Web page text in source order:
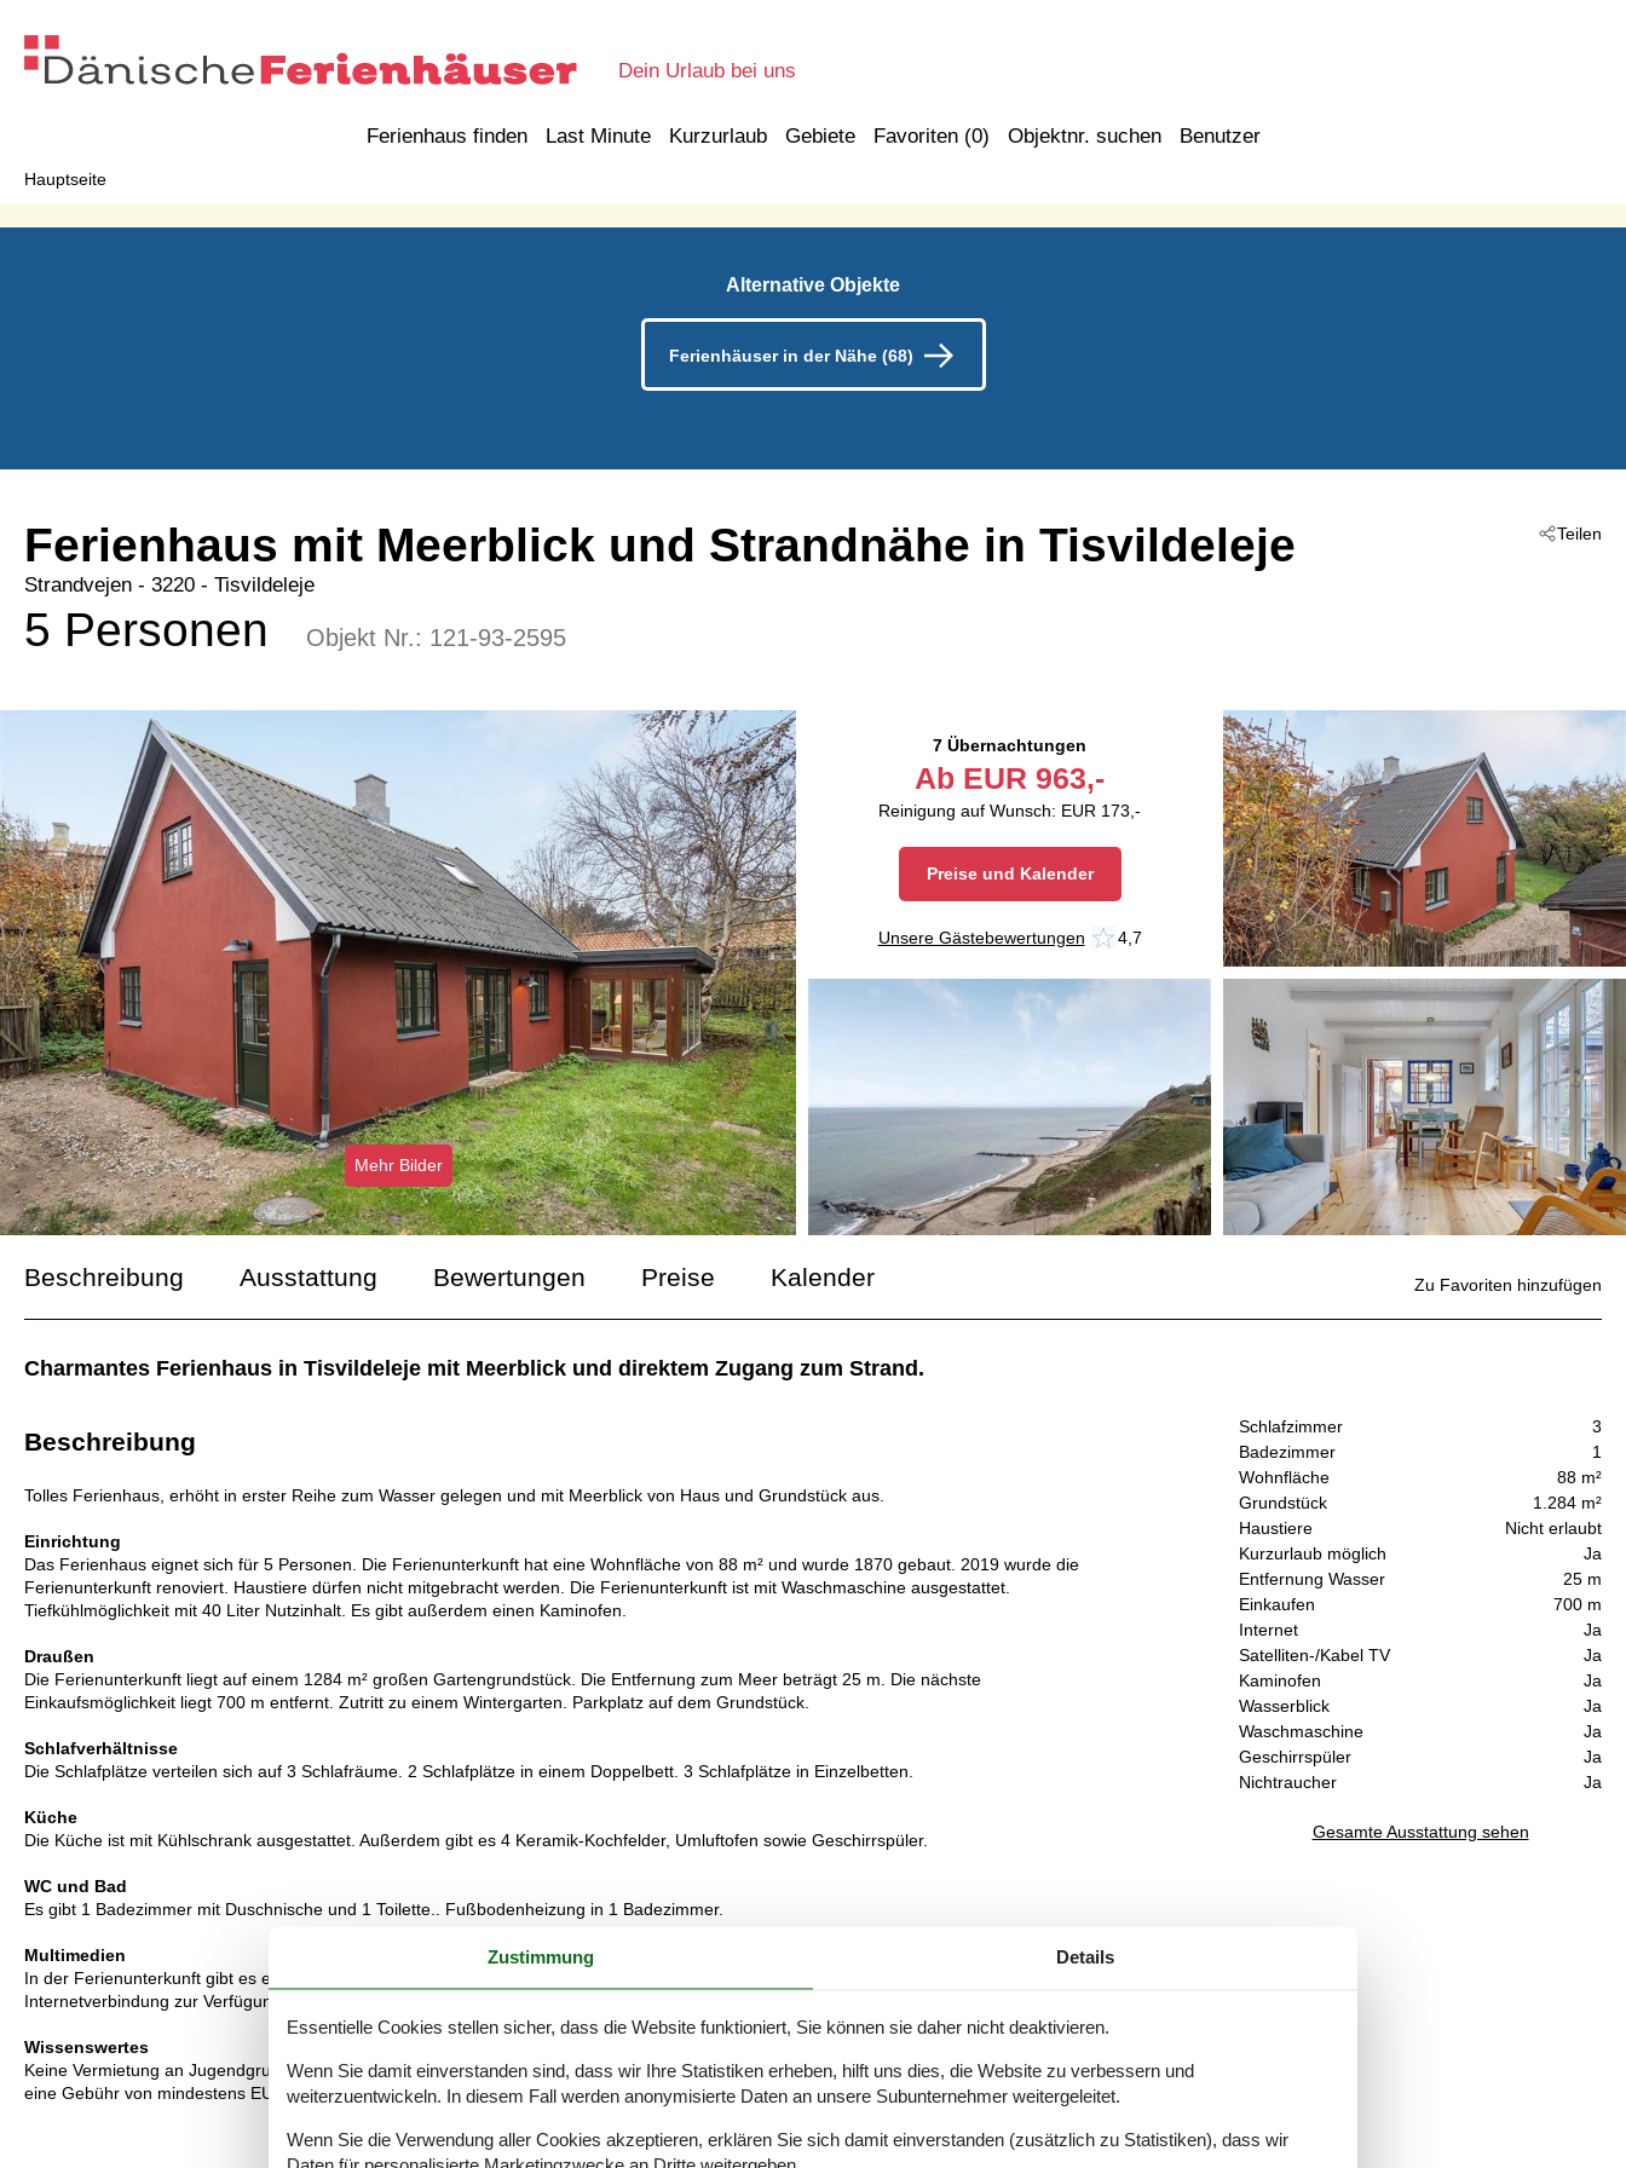
Dein Urlaub bei uns
Ferienhaus finden Last Minute Kurzurlaub Gebiete Favoriten (0) Objektnr. suchen Benutzer
Hauptseite
Alternative Objekte
Ferienhäuser in der Nähe (68)
Teilen
Ferienhaus mit Meerblick und Strandnähe in Tisvildeleje
Strandvejen - 3220 - Tisvildeleje
5 Personen Objekt Nr.: 121-93-2595
Mehr Bilder
7 Übernachtungen
Ab EUR 963,-
Reinigung auf Wunsch: EUR 173,-
Preise und Kalender
Unsere Gästebewertungen 4,7
Beschreibung Ausstattung Bewertungen Preise Kalender
Charmantes Ferienhaus in Tisvildeleje mit Meerblick und direktem Zugang zum Strand.
Schlafzimmer
3
Badezimmer
1
Wohnfläche
88 m²
Grundstück
1.284 m²
Haustiere
Nicht erlaubt
Kurzurlaub möglich
Ja
Entfernung Wasser
25 m
Einkaufen
700 m
Internet
Ja
Satelliten-/Kabel TV
Ja
Kaminofen
Ja
Wasserblick
Ja
Waschmaschine
Ja
Geschirrspüler
Ja
Nichtraucher
Ja
Gesamte Ausstattung sehen
Zu Favoriten hinzufügen
Beschreibung
Tolles Ferienhaus, erhöht in erster Reihe zum Wasser gelegen und mit Meerblick von Haus und Grundstück aus.
Einrichtung
Das Ferienhaus eignet sich für 5 Personen. Die Ferienunterkunft hat eine Wohnfläche von 88 m² und wurde 1870 gebaut. 2019 wurde die
Ferienunterkunft renoviert. Haustiere dürfen nicht mitgebracht werden. Die Ferienunterkunft ist mit Waschmaschine ausgestattet.
Tiefkühlmöglichkeit mit 40 Liter Nutzinhalt. Es gibt außerdem einen Kaminofen.
Draußen
Die Ferienunterkunft liegt auf einem 1284 m² großen Gartengrundstück. Die Entfernung zum Meer beträgt 25 m. Die nächste
Einkaufsmöglichkeit liegt 700 m entfernt. Zutritt zu einem Wintergarten. Parkplatz auf dem Grundstück.
Schlafverhältnisse
Die Schlafplätze verteilen sich auf 3 Schlafräume. 2 Schlafplätze in einem Doppelbett. 3 Schlafplätze in Einzelbetten.
Küche
Die Küche ist mit Kühlschrank ausgestattet. Außerdem gibt es 4 Keramik-Kochfelder, Umluftofen sowie Geschirrspüler.
WC und Bad
Es gibt 1 Badezimmer mit Duschnische und 1 Toilette.. Fußbodenheizung in 1 Badezimmer.
Multimedien
In der Ferienunterkunft gibt es einen Fernseher. Fernsehen via Streaming. Mindestens 4 dänische Fernsehsender. Es steht kabellose
Internetverbindung zur Verfügung.
Wissenswertes
Keine Vermietung an Jugendgruppen, in denen alle 15-25 Jahre sind. Rauchen ist nicht zugelassen. Bei Nichtbeachtung dieses Verbots wird
eine Gebühr von mindestens EUR 420,- erhoben.
Zustimmung Details
Essentielle Cookies stellen sicher, dass die Website funktioniert, Sie können sie daher nicht deaktivieren.
Wenn Sie damit einverstanden sind, dass wir Ihre Statistiken erheben, hilft uns dies, die Website zu verbessern und
weiterzuentwickeln. In diesem Fall werden anonymisierte Daten an unsere Subunternehmer weitergeleitet.
Wenn Sie die Verwendung aller Cookies akzeptieren, erklären Sie sich damit einverstanden (zusätzlich zu Statistiken), dass wir